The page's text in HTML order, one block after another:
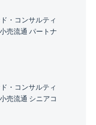
・コンサルティ
売流通 パートナ
・コンサルティ
売流通 シニアコ